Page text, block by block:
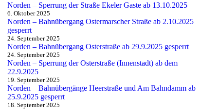
Norden – Sperrung der Straße Ekeler Gaste ab 13.10.2025
6. Oktober 2025
Norden – Bahnübergang Ostermarscher Straße ab 2.10.2025
gesperrt
24. September 2025
Norden – Bahnübergang Osterstraße ab 29.9.2025 gesperrt
24. September 2025
Norden – Sperrung der Osterstraße (Innenstadt) ab dem
22.9.2025
19. September 2025
Norden – Bahnübergänge Heerstraße und Am Bahndamm ab
25.9.2025 gesperrt
18. September 2025